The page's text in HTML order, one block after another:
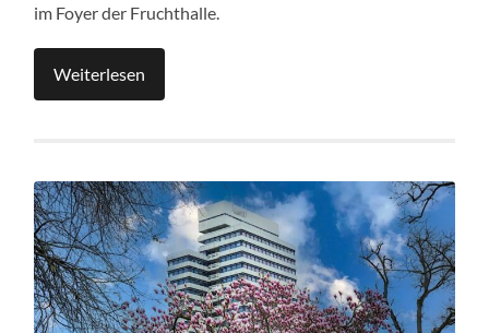
im Foyer der Fruchthalle.
Weiterlesen